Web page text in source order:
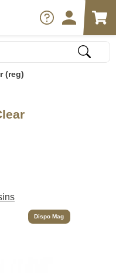
(reg)
Dispo Mag